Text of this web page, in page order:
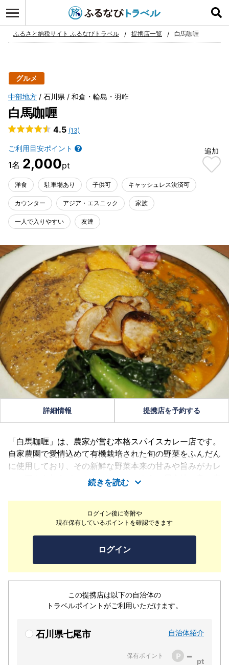
お気に入り
ふるさと納税サイト ふるなびトラベル 提携店一覧 白馬咖喱
グルメ
中部地方 石川県 和倉・輪島・羽咋
白馬咖喱
4.5 (13)
ご利用目安ポイント
2,000
追加
洋食 駐車場あり 子供可 キャッシュレス決済可
カウンター アジア・エスニック 家族
一人で入りやすい 友達
ログイン後に寄附や
現在保有しているポイントを確認できます
ログイン
この提携店は以下の自治体の
トラベルポイントがご利用いただけます。
石川県七尾市 自治体紹介
保有ポイント -
詳細情報 提携店を予約する
「白馬咖喱」は、農家が営む本格スパイスカレー店です。
自家農園で愛情込めて有機栽培された旬の野菜をふんだん
に使用しており、その新鮮な野菜本来の甘みや旨みがカレ
ーに深みを与えています。カフェのように居心地の良い空
間で提供されるのは、素材の美味しさを活かしつつスパイ
スを巧みに操る、店主のセンスが光る一皿。特に月替わり
で登場するカレーは、旬の食材との組み合わせが絶妙で、
訪れるたびに新たな発見があります。ランチタイムはスパ
イスカレーを、夜は本格的な台湾・中国料理も楽しめる二
刀流の魅力を持ち、七尾の新しい食の拠点として注目され
ています。心と体が満たされる、農家ならではのヘルシー
続きを読む